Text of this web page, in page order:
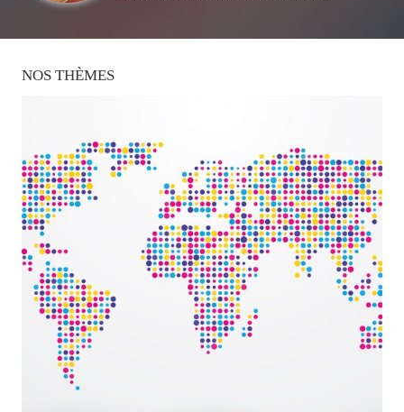
NOS THÈMES